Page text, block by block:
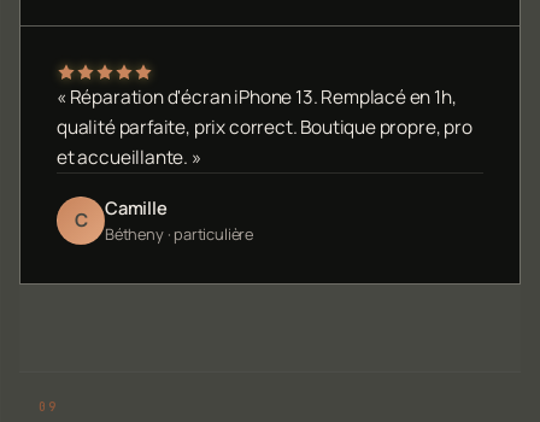
« Réparation d'écran iPhone 13. Remplacé en 1h,
qualité parfaite, prix correct. Boutique propre, pro
et accueillante. »
C Camille
Bétheny · particulière